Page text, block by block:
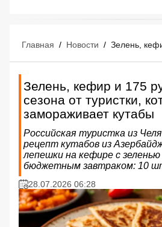
Главная / Новости /
Зелень, кефир и 175
сезона от туристки,
замораживает кутабы
Российская туристка из
рецепт кутабов из
лепешки на кефире с
бюджетным завтраком: 10
28.07.2026 06:28